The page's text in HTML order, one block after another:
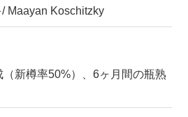
Maayan Koschitzky
新樽率50%）、6ヶ月間の瓶熟